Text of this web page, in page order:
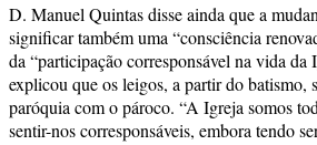
D. Manuel Quintas disse ainda que a
significar também uma “consciência
da “participação corresponsável na vida da
explicou que os leigos, a partir do batismo,
paróquia com o pároco. “A Igreja somos
sentir-nos corresponsáveis, embora tendo